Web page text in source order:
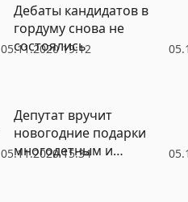
05.11.2020 19:12
Дебаты кандидатов в
гордуму снова не
состоялись
05.11.2020 15:34
Депутат вручит
новогодние подарки
многодетным и